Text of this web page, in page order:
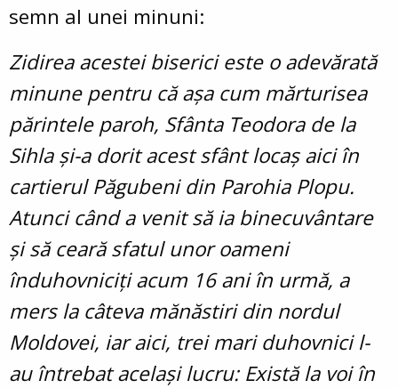
semn al unei minuni:
Zidirea acestei biserici este o adevărată
minune pentru că așa cum mărturisea
părintele paroh, Sfânta Teodora de la
Sihla și-a dorit acest sfânt locaș aici în
cartierul Păgubeni din Parohia Plopu.
Atunci când a venit să ia binecuvântare
și să ceară sfatul unor oameni
înduhovniciți acum 16 ani în urmă, a
mers la câteva mănăstiri din nordul
Moldovei, iar aici, trei mari duhovnici l-
au întrebat același lucru: Există la voi în